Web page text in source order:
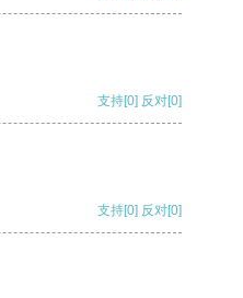
支持[0] 反对[0]
支持[0] 反对[0]